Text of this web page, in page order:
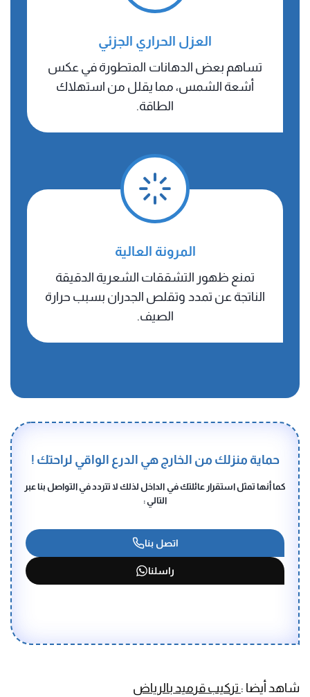
​العزل الحراري الجزئي
تساهم بعض الدهانات المتطورة في عكس
أشعة الشمس، مما يقلل من استهلاك
الطاقة.
​المرونة العالية
تمنع ظهور التشققات الشعرية الدقيقة
الناتجة عن تمدد وتقلص الجدران بسبب حرارة
الصيف.
حماية منزلك من الخارج هي الدرع الواقي لراحتك !
كما أنها تمثل استقرار عائلتك في الداخل لذلك لا تتردد في التواصل بنا عبر
التالي :
اتصل بنا
راسلنا
شاهد أيضا : تركيب قرميد بالرياض